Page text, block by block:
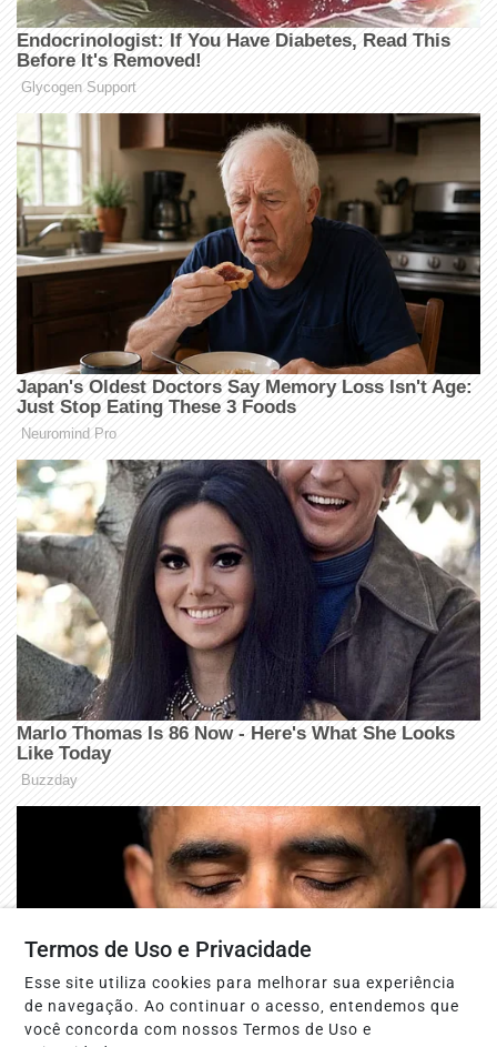
Termos de Uso e Privacidade
Esse site utiliza cookies para melhorar sua experiência
de navegação. Ao continuar o acesso, entendemos que
você concorda com nossos Termos de Uso e